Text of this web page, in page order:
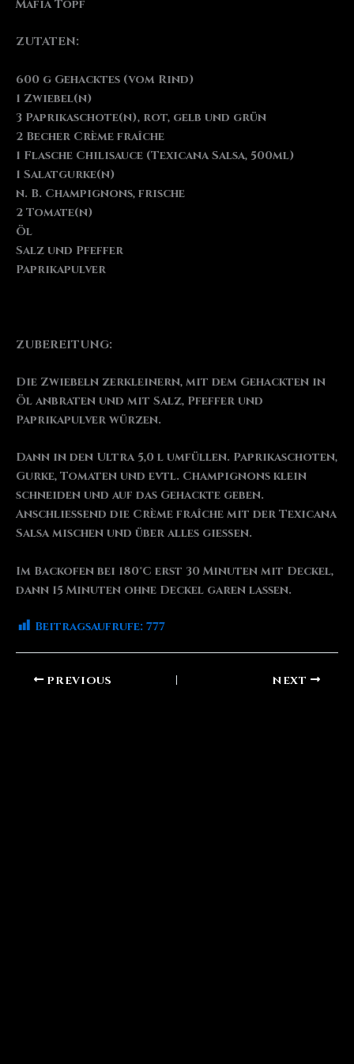
Mafia Topf
ZUTATEN:
600 g Gehacktes (vom Rind)
1 Zwiebel(n)
3 Paprikaschote(n), rot, gelb und grün
2 Becher Crème fraîche
1 Flasche Chilisauce (Texicana Salsa, 500ml)
1 Salatgurke(n)
n. B. Champignons, frische
2 Tomate(n)
Öl
Salz und Pfeffer
Paprikapulver
ZUBEREITUNG:
Die Zwiebeln zerkleinern, mit dem Gehackten in
Öl anbraten und mit Salz, Pfeffer und
Paprikapulver würzen.
Dann in den Ultra 5,0 l umfüllen. Paprikaschoten,
Gurke, Tomaten und evtl. Champignons klein
schneiden und auf das Gehackte geben.
Anschließend die Crème fraîche mit der Texicana
Salsa mischen und über alles gießen.
Im Backofen bei 180°C erst 30 Minuten mit Deckel,
dann 15 Minuten ohne Deckel garen lassen.
Beitragsaufrufe: 777
PREVIOUS NEXT